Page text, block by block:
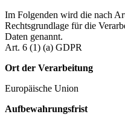
Im Folgenden wird die nach
Rechtsgrundlage für die
Daten genannt.
Art. 6 (1) (a) GDPR
Ort der Verarbeitung
Europäische Union
Aufbewahrungsfrist